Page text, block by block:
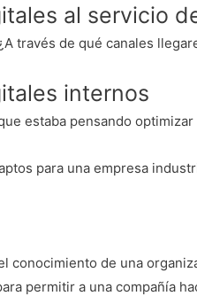
al servicio
través de qué canales
internos
estaba pensando
para una empresa
conocimiento de una
permitir a una compañía